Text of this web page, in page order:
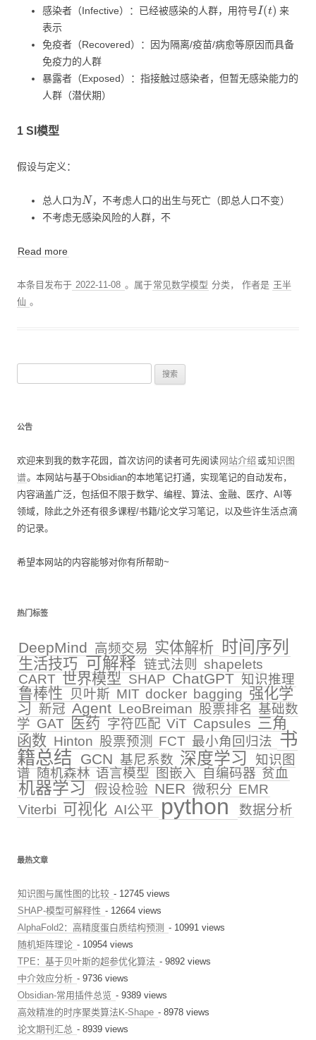
感染者（Infective）：已经被感染的人群，用符号 I(t
来
表示
免疫者（Recovered）：因为隔离/疫苗/病愈等原因而具备
免疫力的人群
暴露者（Exposed）：指接触过感染者，但暂无感染能力的
人群（潜伏期）
1 SI模型
假设与定义：
总人口为 N，不考虑人口的出生与死亡（即总人口不变）
不考虑无感染风险的人群，不
Read more
本条目发布于 2022-11-08 。属于常见数学模型 分类，作者是 王半
仙 。
公告
欢迎来到我的数字花园，首次访问的读者可先阅读 网站介绍 或知识图
谱。本网站与基于Obsidian的本地笔记打通，实现笔记的自动发布，
内容涵盖广泛，包括但不限于数学、编程、算法、金融、医疗、AI等
领域，除此之外还有很多课程/书籍/论文学习笔记，以及些许生活点滴
的记录。
希望本网站的内容能够对你有所帮助~
热门标签
DeepMind 高频交易 实体解析 时间序列
生活技巧 可解释 链式法则
shapelets
CART 世界模型 SHAP ChatGPT 知识推理
鲁棒性 贝叶斯 MIT docker bagging 强化学
习
新冠 Agent LeoBreiman 股票排名 基础数
学 GAT 医药 字符匹配 ViT Capsules 三角
函数 Hinton 股票预测 FCT 最小角回归法 书
籍总结
GCN 基尼系数 深度学习
知识图
谱随机森林 语言模型 图嵌入自编码器 贫血
机器学习 假设检验 NER 微积分 EMR
Viterbi 可视化 AI公平 python 数据分析
最热文章
知识图与属性图的比较 - 12745 views
SHAP-模型可解释性 - 12664 views
AlphaFold2：高精度蛋白质结构预测 - 10991 views
随机矩阵理论 - 10954 views
TPE：基于贝叶斯的超参优化算法 - 9892 views
中介效应分析 - 9736 views
Obsidian-常用插件总览 - 9389 views
高效精准的时序聚类算法K-Shape - 8978 views
论文期刊汇总 - 8939 views